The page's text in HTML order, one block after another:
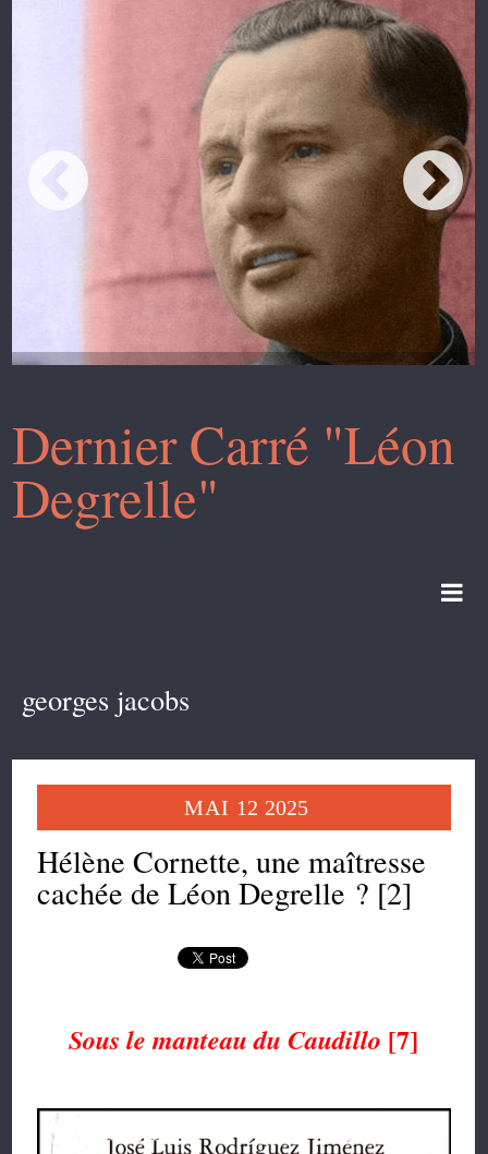
Dernier Carré "Léon
Degrelle"
georges jacobs
MAI 12 2025
Hélène Cornette, une maîtresse
cachée de Léon Degrelle ? [2]
Sous le manteau du Caudillo [7]